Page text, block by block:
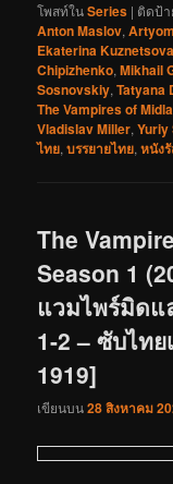
โพสท์ในSeries | ติดป้
Anton Maslov,
Ekaterina Kuznetsova
Chipizhenko,Mikhail
Sosnovskiy,Tatyana
The Vampires of
Vladislav Miller,Yuriy
ไทย,บรรยายไทย,หนัง
The
Season 1
แวมไพร์มิด
1-2 – ซับไทย
1919]
เขียนบน28 สิงหาคม